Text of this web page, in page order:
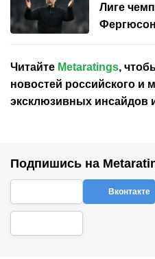
Лиге
Читайте Metaratings,
новостей российского и
эксклюзивных инсайдов
Подпишись на
Вконтакте